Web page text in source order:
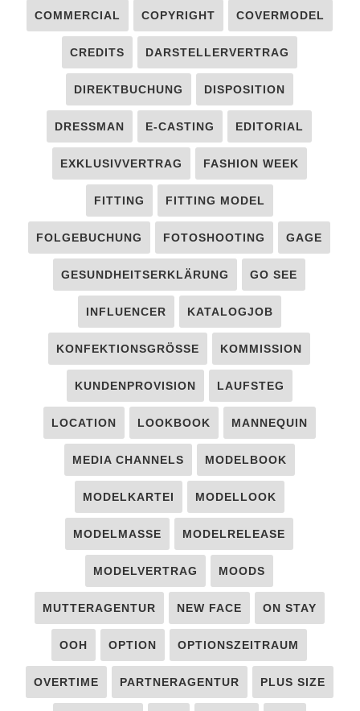
COMMERCIAL COPYRIGHT COVERMODEL
CREDITS DARSTELLERVERTRAG
DIREKTBUCHUNG DISPOSITION
DRESSMAN E-CASTING EDITORIAL
EXKLUSIVVERTRAG FASHION WEEK
FITTING FITTING MODEL
FOLGEBUCHUNG FOTOSHOOTING GAGE
GESUNDHEITSERKLÄRUNG GO SEE
INFLUENCER KATALOGJOB
KONFEKTIONSGRÖSSE KOMMISSION
KUNDENPROVISION LAUFSTEG
LOCATION LOOKBOOK MANNEQUIN
MEDIA CHANNELS MODELBOOK
MODELKARTEI MODELLOOK
MODELMASSE MODELRELEASE
MODELVERTRAG MOODS
MUTTERAGENTUR NEW FACE ON STAY
OOH OPTION OPTIONSZEITRAUM
OVERTIME PARTNERAGENTUR PLUS SIZE